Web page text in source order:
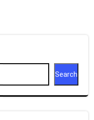
Search